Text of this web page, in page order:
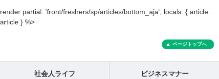
render partial: 'front/freshers/sp/articles/bottom_aja', locals: { article:
article } %>
ページトップへ
社会人ライフ ビジネスマナー